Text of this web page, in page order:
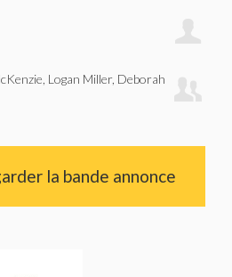
Logan Miller, Deborah
la bande annonce